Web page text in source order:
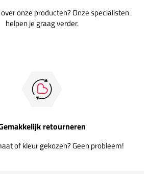
onze producten? Onze specialisten
helpen je graag verder.
retourneren
of kleur gekozen? Geen probleem!